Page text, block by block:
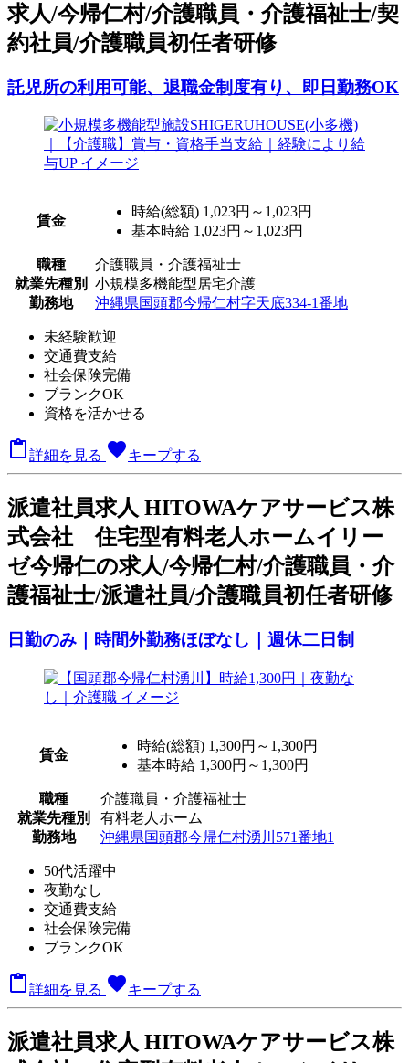
求人/今帰仁村/介護職員・介護福祉士/契
約社員/介護職員初任者研修
託児所の利用可能、退職金制度有り、即日勤務OK
賃金
時給(総額) 1,023円～1,023円
基本時給 1,023円～1,023円
職種
介護職員・介護福祉士
就業先種別
小規模多機能型居宅介護
勤務地
沖縄県国頭郡今帰仁村字天底334-1番地
未経験歓迎
交通費支給
社会保険完備
ブランクOK
資格を活かせる
 詳細を見る favoriteキープする
派遣社員求人 HITOWAケアサービス株
式会社 住宅型有料老人ホームイリー
ゼ今帰仁の求人/今帰仁村/介護職員・介
護福祉士/派遣社員/介護職員初任者研修
日勤のみ｜時間外勤務ほぼなし｜週休二日制
賃金
時給(総額) 1,300円～1,300円
基本時給 1,300円～1,300円
職種
介護職員・介護福祉士
就業先種別
有料老人ホーム
勤務地
沖縄県国頭郡今帰仁村湧川571番地1
50代活躍中
夜勤なし
交通費支給
社会保険完備
ブランクOK
詳細を見る favoriteキープする
派遣社員求人 HITOWAケアサービス株